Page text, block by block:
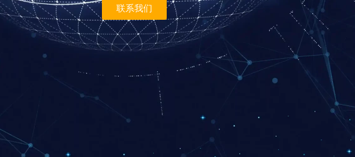
联系我们